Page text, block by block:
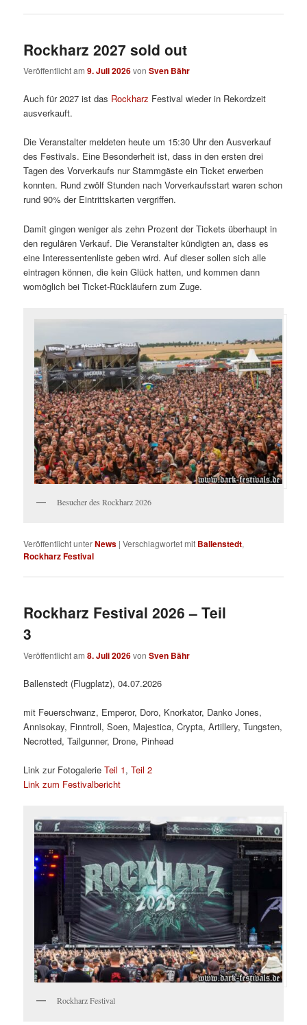
Rockharz 2027 sold out
Veröffentlicht am9. Juli 2026vonSven Bähr
Auch für 2027 ist das Rockharz Festival wieder in Rekordzeit
ausverkauft.
Die Veranstalter meldeten heute um 15:30 Uhr den Ausverkauf
des Festivals. Eine Besonderheit ist, dass in den ersten drei
Tagen des Vorverkaufs nur Stammgäste ein Ticket erwerben
konnten. Rund zwölf Stunden nach Vorverkaufsstart waren schon
rund 90% der Eintrittskarten vergriffen.
Damit gingen weniger als zehn Prozent der Tickets überhaupt in
den regulären Verkauf. Die Veranstalter kündigten an, dass es
eine Interessentenliste geben wird. Auf dieser sollen sich alle
eintragen können, die kein Glück hatten, und kommen dann
womöglich bei Ticket-Rückläufern zum Zuge.
Besucher des Rockharz 2026
Veröffentlicht unterNews |Verschlagwortet mit Ballenstedt,
Rockharz Festival
Rockharz Festival 2026 – Teil
3
Veröffentlicht am8. Juli 2026vonSven Bähr
Ballenstedt (Flugplatz), 04.07.2026
mit Feuerschwanz, Emperor, Doro, Knorkator, Danko Jones,
Annisokay, Finntroll, Soen, Majestica, Crypta, Artillery, Tungsten,
Necrotted, Tailgunner, Drone, Pinhead
Link zur FotogalerieTeil 1,Teil 2
Link zum Festivalbericht
Rockharz Festival